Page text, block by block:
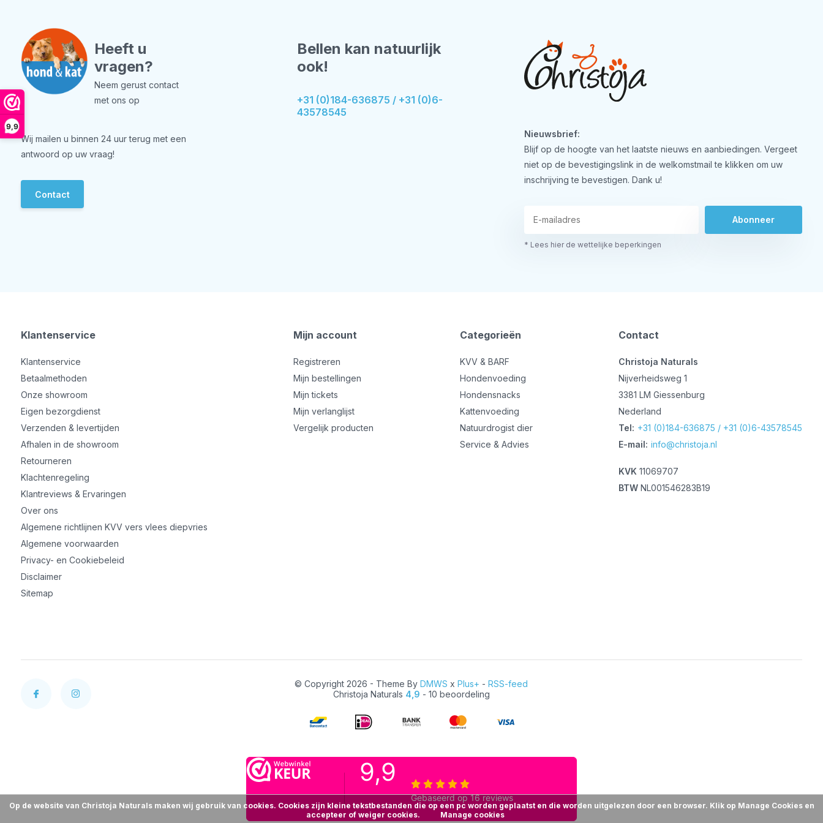
9,9
Heeft u
vragen?
Neem gerust contact
met ons op
Wij mailen u binnen 24 uur terug met een
antwoord op uw vraag!
Contact
Bellen kan natuurlijk
ook!
+31 (0)184-636875 / +31 (0)6-
43578545
Nieuwsbrief:
Blijf op de hoogte van het laatste nieuws en aanbiedingen. Vergeet
niet op de bevestigingslink in de welkomstmail te klikken om uw
inschrijving te bevestigen. Dank u!
Abonneer
* Lees hier de wettelijke beperkingen
Klantenservice
Klantenservice
Betaalmethoden
Onze showroom
Eigen bezorgdienst
Verzenden & levertijden
Afhalen in de showroom
Retourneren
Klachtenregeling
Klantreviews & Ervaringen
Over ons
Algemene richtlijnen KVV vers vlees diepvries
Algemene voorwaarden
Privacy- en Cookiebeleid
Disclaimer
Sitemap
Mijn account
Registreren
Mijn bestellingen
Mijn tickets
Mijn verlanglijst
Vergelijk producten
Categorieën
KVV & BARF
Hondenvoeding
Hondensnacks
Kattenvoeding
Natuurdrogist dier
Service & Advies
Contact
Christoja Naturals
Nijverheidsweg 1
3381 LM Giessenburg
Nederland
Tel: +31 (0)184-636875 / +31 (0)6-43578545
E-mail: info@christoja.nl
KVK 11069707
BTW NL001546283B19
© Copyright 2026 - Theme ByDMWS xPlus+ -RSS-feed
Christoja Naturals 4,9 - 10 beoordeling
Op de website van Christoja Naturals maken wij gebruik van cookies. Cookies zijn kleine tekstbestanden die op een pc worden geplaatst en die worden uitgelezen door een browser. Klik op Manage Cookies en
accepteer of weiger cookies.
Manage cookies